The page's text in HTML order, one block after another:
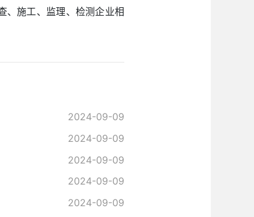
、施工、监理、检测企业相
2024-09-09
2024-09-09
2024-09-09
2024-09-09
2024-09-09